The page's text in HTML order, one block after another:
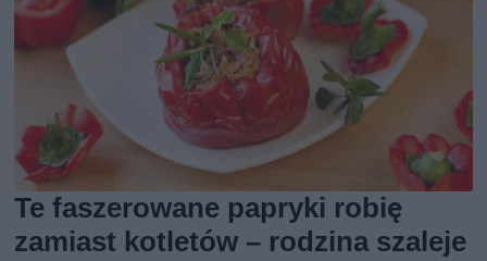
Te faszerowane papryki robię
zamiast kotletów – rodzina szaleje